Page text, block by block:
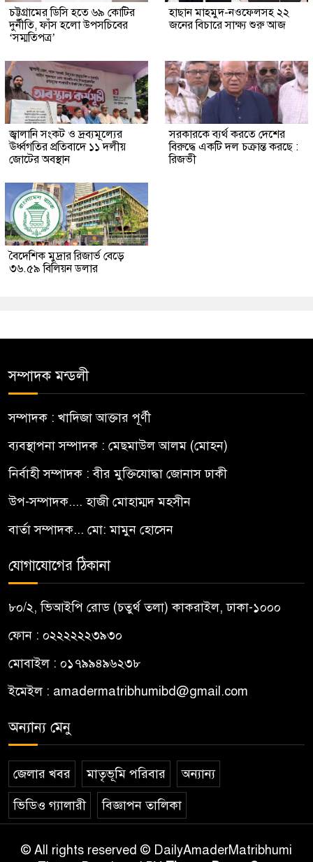
চট্টগ্রামের ডিসি হতে ৬৯ কোটির
দুর্নীতি, ফাঁস হলো উপসচিবের
‘সম্মতিপত্র’
হাছান মাহমুদ-নওফেলসহ ২২
জনের বিচারে সাক্ষ্য শুরু আজ
জ্বালানি সংকট ও দ্রব্যমূল্যের
ঊর্ধ্বগতির প্রতিবাদে ১১ দলীয়
জোটের অবস্থান
সরকারকে ব্যর্থ করতে দেশের
বিরুদ্ধে একটি দল চক্রান্ত করছে :
রিজভী
বৈদেশিক মুদ্রার রিজার্ভ বেড়ে
৩৬.৫৯ বিলিয়ন ডলার
সম্পাদক মন্ডলী
সম্পাদক : খাদিজা আক্তার পূর্ণী
ব্যবস্থাপনা সম্পাদক : মেছমাউল আলম (মোহন)
নির্বাহী সম্পাদক : বীর মুক্তিযোদ্ধা জোনাস ঢাকী
উপ-সম্পাদক.... হাজী মোহাম্মদ মহসীন
বার্তা সম্পাদক... মো: মামুন হোসেন
যোগাযোগের ঠিকানা
৮০/২, ভিআইপি রোড (চতুর্থ তলা) কাকরাইল, ঢাকা-১০০০
ফোন : ০২২২২২২৩৯৩০
মোবাইল : ০১৭৯৯৪৯৬২৩৮
ইমেইল : amadermatribhumibd@gmail.com
অন্যান্য মেনু
জেলার খবর মাতৃভূমি পরিবার অন্যান্য
ভিডিও গ্যালারী বিজ্ঞাপন তালিকা
© All rights reserved © DailyAmaderMatribhumi